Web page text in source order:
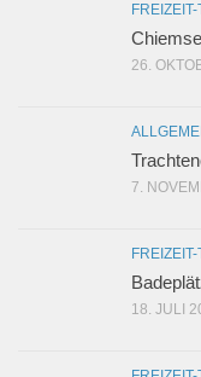
26.
7.
18. JULI